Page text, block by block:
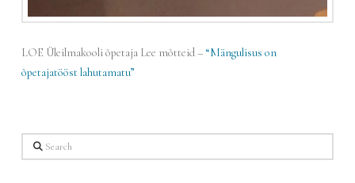
LOE Üleilmakooli õpetaja Lee mõtteid – “Mängulisus on
õpetajatööst lahutamatu”
Search